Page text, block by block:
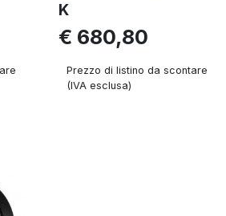
K
€ 680,80
Prezzo di listino da scontare
(IVA esclusa)